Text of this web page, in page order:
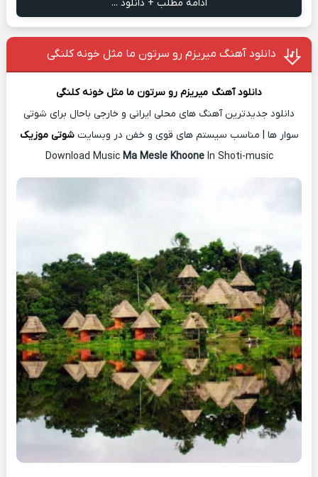
ادامه مطلب + دانلود ...
دانلود آهنگ میریزم رو سرتون ما مثل خونه کلنگی
دانلود آهنگ میریزم رو سرتون ما مثل خونه کلنگی
دانلود جدیدترین آهنگ های محلی ایرانی و خارجی باحال برای شوتی
سوار ها | مناسب سیستم های قوی و خفن در وبسایتشوتی موزیک
Download Music Ma Mesle KhooneIn Shoti-music